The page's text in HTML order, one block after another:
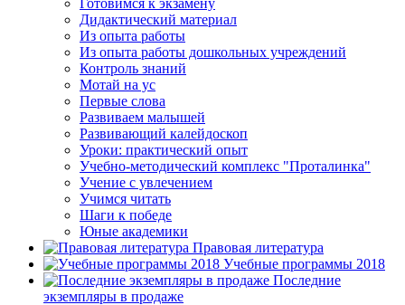
Готовимся к экзамену
Дидактический материал
Из опыта работы
Из опыта работы дошкольных учреждений
Контроль знаний
Мотай на ус
Первые слова
Развиваем малышей
Развивающий калейдоскоп
Уроки: практический опыт
Учебно-методический комплекс "Проталинка"
Учение с увлечением
Учимся читать
Шаги к победе
Юные академики
Правовая литература
Учебные программы 2018
Последние
экземпляры в продаже